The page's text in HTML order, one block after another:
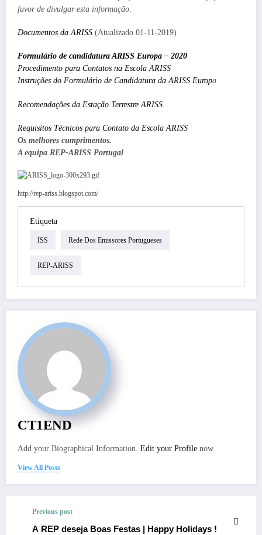
favor de divulgar esta informação.
Documentos da ARISS (Atualizado 01-11-2019)
Formulário de candidatura ARISS Europa – 2020
Procedimento para Contatos na Escola ARISS
Instruções do Formulário de Candidatura da ARISS Europa
Recomendações da Estação Terrestre ARISS
Requisitos Técnicos para Contato da Escola ARISS
Os melhores cumprimentos.
A equipa REP-ARISS Portugal
http://rep-ariss.blogspot.com/
Etiqueta
ISS Rede Dos Emissores Portugueses
REP-ARISS
CT1END
Add your Biographical Information. Edit your Profile now.
View All Posts
Previous post
A REP deseja Boas Festas | Happy Holidays !